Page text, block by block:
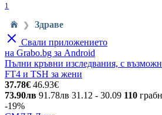
1
❯
Здраве
Свали приложението
на Grabo.bg за Android
Пълни кръвни изследвания, с
FT4 и TSH за жени
37.78€ 46.93€
73.90лв 91.78лв 31.12 - 30.09 110
-19%